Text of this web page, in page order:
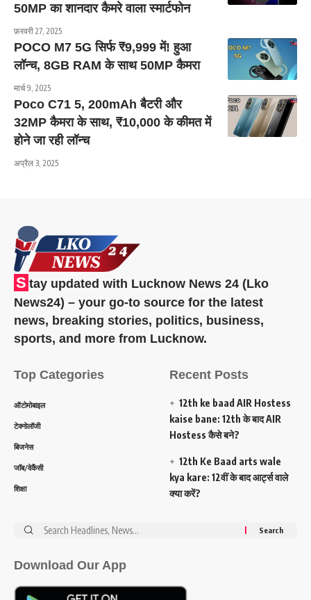
50MP का शानदार कैमरे वाला स्मार्टफोन
फ़रवरी 27, 2025
POCO M7 5G सिर्फ ₹9,999 में! हुआ
लॉन्च, 8GB RAM के साथ 50MP कैमरा
मार्च 9, 2025
Poco C71 5, 200mAh बैटरी और
32MP कैमरा के साथ, ₹10,000 के कीमत में
होने जा रही लॉन्च
अप्रैल 3, 2025
S tay updated with Lucknow News 24 (Lko
News24) – your go-to source for the latest
news, breaking stories, politics, business,
sports, and more from Lucknow.
Top Categories
ऑटोमोबाइल
टेक्नोलॉजी
बिजनेस
जॉब/वेकैंसी
शिक्षा
Recent Posts
12th ke baad AIR Hostess
kaise bane: 12th के बाद AIR
Hostess कैसे बने?
12th Ke Baad arts wale
kya kare: 12वीं के बाद आर्ट्स वाले
क्या करें?
Search
Download Our App